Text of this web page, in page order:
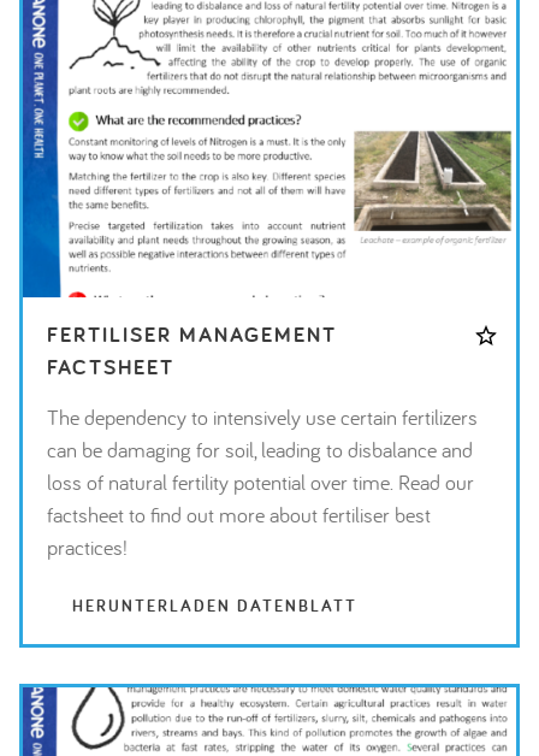
FERTILISER MANAGEMENT
FACTSHEET
The dependency to intensively use certain fertilizers
can be damaging for soil, leading to disbalance and
loss of natural fertility potential over time. Read our
factsheet to find out more about fertiliser best
practices!
HERUNTERLADEN DATENBLATT